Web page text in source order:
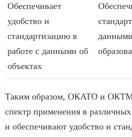
Обеспечивает
удобство и
стандартизацию в
работе с данными об
объектах
Таким образом, ОКАТО и
спектр применения в
и обеспечивают удобство и